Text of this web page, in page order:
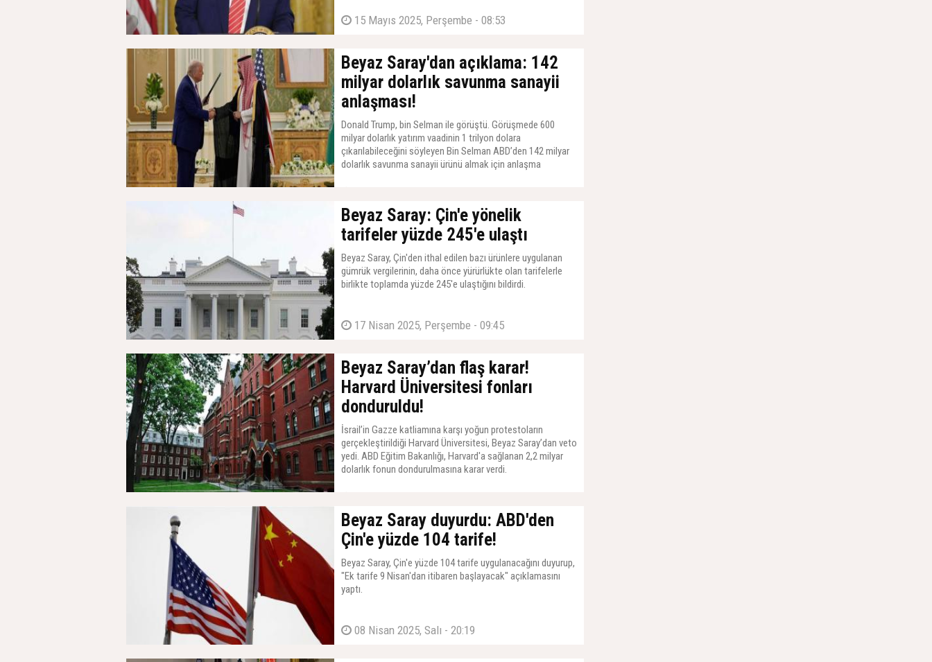
15 Mayıs 2025, Perşembe - 08:53
Beyaz Saray'dan açıklama: 142
milyar dolarlık savunma sanayii
anlaşması!
Donald Trump, bin Selman ile görüştü. Görüşmede 600
milyar dolarlık yatırım vaadinin 1 trilyon dolara
çıkarılabileceğini söyleyen Bin Selman ABD’den 142 milyar
dolarlık savunma sanayii ürünü almak için anlaşma
Beyaz Saray: Çin'e yönelik
tarifeler yüzde 245'e ulaştı
Beyaz Saray, Çin'den ithal edilen bazı ürünlere uygulanan
gümrük vergilerinin, daha önce yürürlükte olan tarifelerle
birlikte toplamda yüzde 245'e ulaştığını bildirdi.
17 Nisan 2025, Perşembe - 09:45
Beyaz Saray’dan flaş karar!
Harvard Üniversitesi fonları
donduruldu!
İsrail’in Gazze katliamına karşı yoğun protestoların
gerçekleştirildiği Harvard Üniversitesi, Beyaz Saray’dan veto
yedi. ABD Eğitim Bakanlığı, Harvard'a sağlanan 2,2 milyar
dolarlık fonun dondurulmasına karar verdi.
Beyaz Saray duyurdu: ABD'den
Çin'e yüzde 104 tarife!
Beyaz Saray, Çin'e yüzde 104 tarife uygulanacağını duyurup,
"Ek tarife 9 Nisan'dan itibaren başlayacak" açıklamasını
yaptı.
08 Nisan 2025, Salı - 20:19